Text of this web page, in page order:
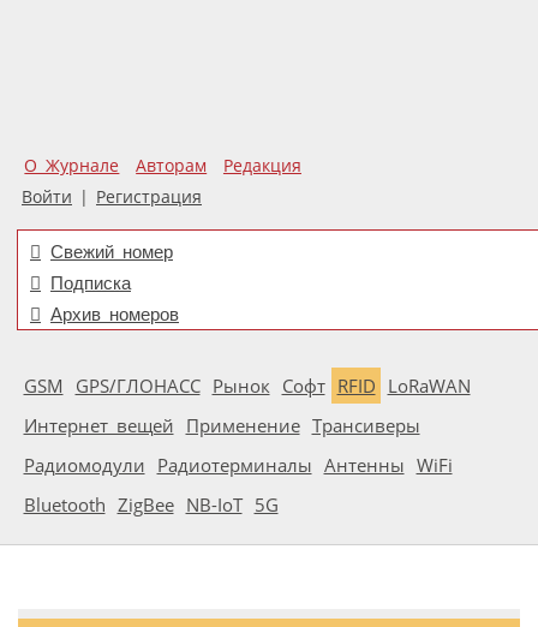
О Журнале Авторам
Редакция
Войти | Регистрация
Свежий номер
Подписка
Архив номеров
GSM GPS/ГЛОНАСС Рынок Софт RFID LoRaWAN
Интернет вещей Применение Трансиверы
Радиомодули Радиотерминалы Антенны WiFi
Bluetooth ZigBee NB-IoT 5G